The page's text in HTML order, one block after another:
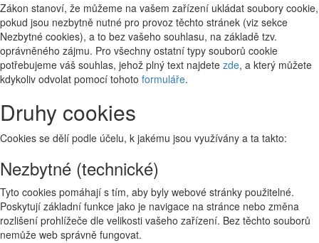
Zákon stanoví, že můžeme na vašem zařízení ukládat soubory cookie,
pokud jsou nezbytně nutné pro provoz těchto stránek (viz sekce
Nezbytné cookies), a to bez vašeho souhlasu, na základě tzv.
oprávněného zájmu. Pro všechny ostatní typy souborů cookie
potřebujeme váš souhlas, jehož plný text najdete zde, a který můžete
kdykoliv odvolat pomocí tohoto formuláře.
Druhy cookies
Cookies se dělí podle účelu, k jakému jsou využívány a ta takto:
Nezbytné (technické)
Tyto cookies pomáhají s tím, aby byly webové stránky použitelné.
Poskytují základní funkce jako je navigace na stránce nebo změna
rozlišení prohlížeče dle velikosti vašeho zařízení. Bez těchto souborů
nemůže web správně fungovat.